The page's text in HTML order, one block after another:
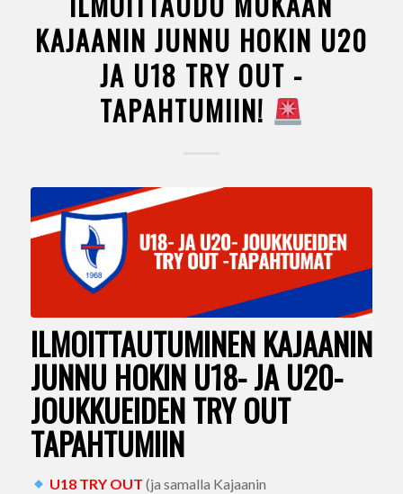
KAJAANIN JUNNU HOKIN U20
JA U18 TRY OUT -
TAPAHTUMIIN!
ILMOITTAUTUMINEN KAJAANIN
JUNNU HOKIN U18- JA U20-
JOUKKUEIDEN TRY OUT
TAPAHTUMIIN
U18 TRY OUT (ja samalla Kajaanin